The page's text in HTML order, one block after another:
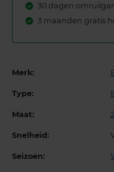
30 dagen
3 maanden gratis
Merk:
Type:
Maat:
Snelheid:
Seizoen: